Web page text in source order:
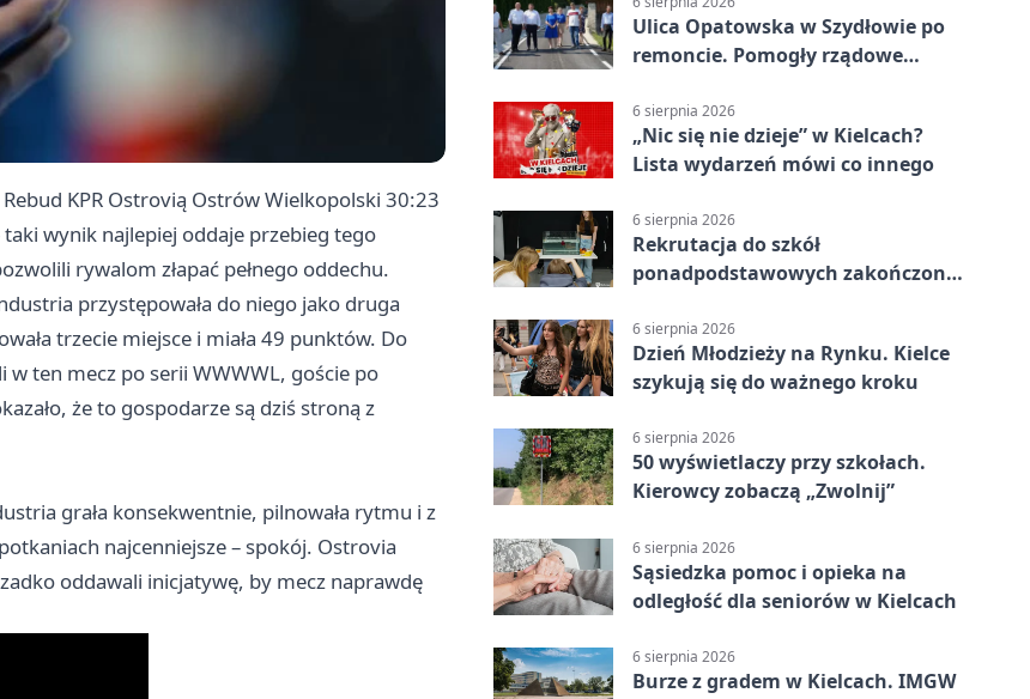
KPR Ostrovią Ostrów Wielkopolski 30:23
taki wynik najlepiej oddaje przebieg tego
rywalom złapać pełnego oddechu.
przystępowała do niego jako druga
trzecie miejsce i miała 49 punktów. Do
w ten mecz po serii WWWWL, goście po
że to gospodarze są dziś stroną z
grała konsekwentnie, pilnowała rytmu i z
najcenniejsze – spokój. Ostrovia
oddawali inicjatywę, by mecz naprawdę
Ulica Opatowska w Szydłowie po
remoncie. Pomogły rządowe
6 sierpnia 2026
„Nic się nie dzieje” w Kielcach?
Lista wydarzeń mówi co innego
6 sierpnia 2026
Rekrutacja do szkół
ponadpodstawowych zakończona.
6 sierpnia 2026
Dzień Młodzieży na Rynku. Kielce
szykują się do ważnego kroku
6 sierpnia 2026
50 wyświetlaczy przy szkołach.
Kierowcy zobaczą „Zwolnij”
6 sierpnia 2026
Sąsiedzka pomoc i opieka na
odległość dla seniorów w Kielcach
6 sierpnia 2026
Burze z gradem w Kielcach. IMGW